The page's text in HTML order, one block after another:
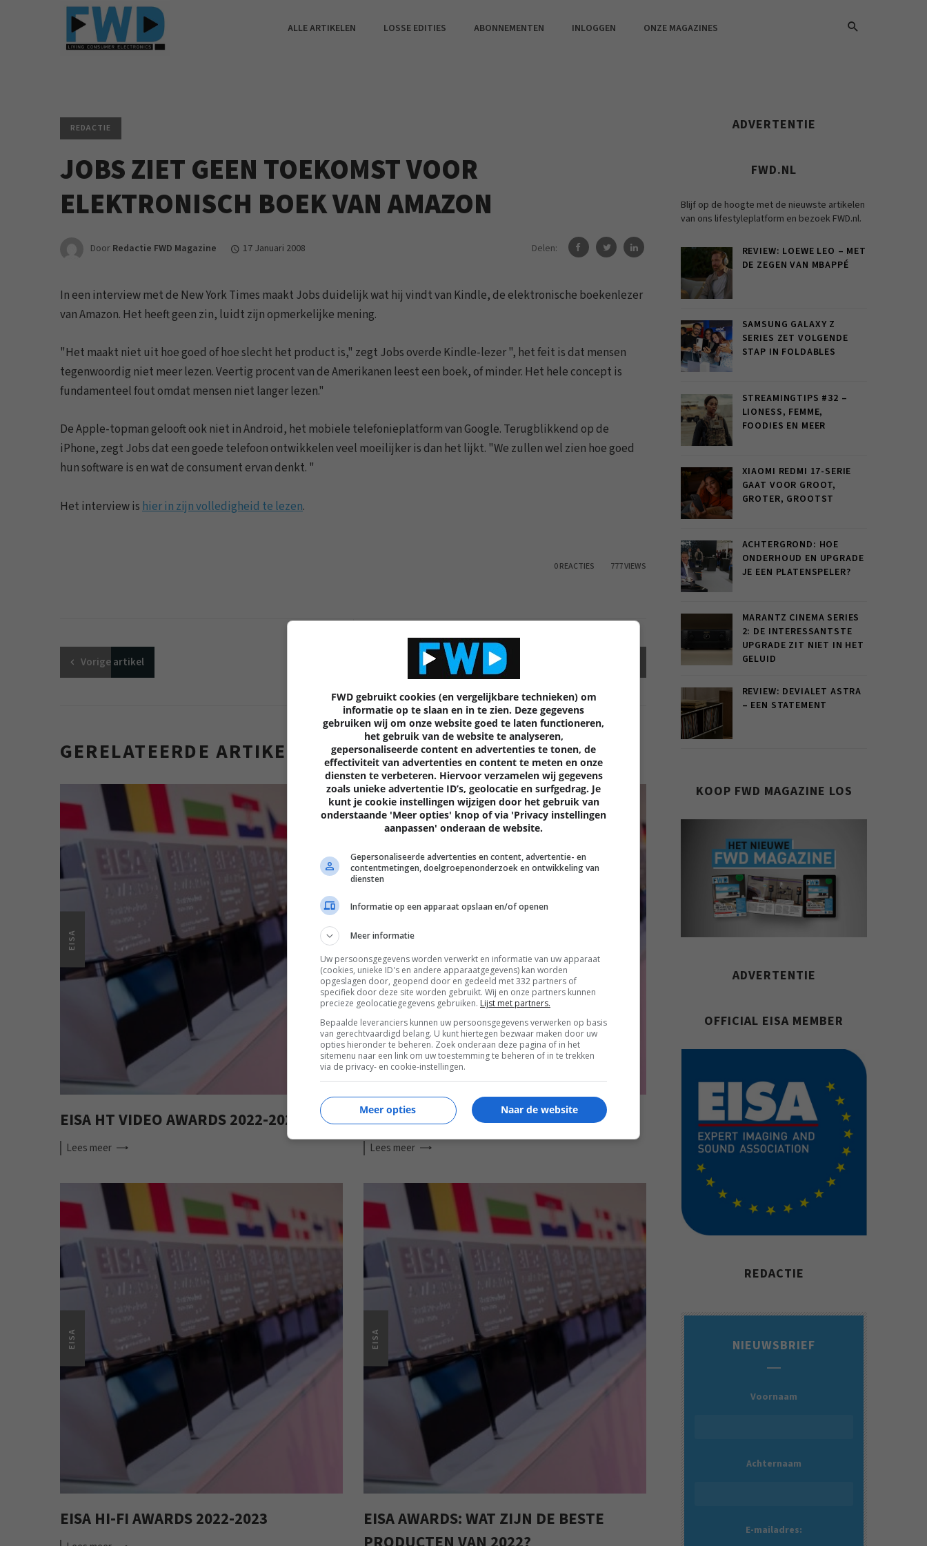
ALLE ARTIKELEN LOSSE EDITIES ABONNEMENTEN INLOGGEN ONZE MAGAZINES
REDACTIE
JOBS ZIET GEEN TOEKOMST VOOR
ELEKTRONISCH BOEK VAN AMAZON
Door Redactie FWD Magazine 17 Januari 2008 Delen:
In een interview met de New York Times maakt Jobs duidelijk wat hij vindt van Kindle, de elektronische boekenlezer
van Amazon. Het heeft geen zin, luidt zijn opmerkelijke mening.
"Het maakt niet uit hoe goed of hoe slecht het product is," zegt Jobs overde Kindle-lezer ", het feit is dat mensen
tegenwoordig niet meer lezen. Veertig procent van de Amerikanen leest een boek, of minder. Het hele concept is
fundamenteel fout omdat mensen niet langer lezen."
De Apple-topman gelooft ook niet in Android, het mobiele telefonieplatform van Google. Terugblikkend op de
iPhone, zegt Jobs dat een goede telefoon ontwikkelen veel moeilijker is dan het lijkt. "We zullen wel zien hoe goed
hun software is en wat de consument ervan denkt. "
Het interview is hier in zijn volledigheid te lezen.
0 REACTIES 777 VIEWS
Vorigeartikel
GERELATEERDE ARTIKELEN
EISA
EISA HT VIDEO AWARDS 2022-2023
Lees meer
EISA
EISA HT AUDIO AWARDS 2022-2023
Lees meer
EISA
EISA HI-FI AWARDS 2022-2023
EISA
EISA AWARDS: WAT ZIJN DE BESTE
ADVERTENTIE
FWD.NL
Blijf op de hoogte met de nieuwste artikelen
van ons lifestyleplatform en bezoek FWD.nl.
REVIEW: LOEWE LEO – MET
DE ZEGEN VAN MBAPPÉ
SAMSUNG GALAXY Z
SERIES ZET VOLGENDE
STAP IN FOLDABLES
STREAMINGTIPS #32 –
LIONESS, FEMME,
FOODIES EN MEER
XIAOMI REDMI 17-SERIE
GAAT VOOR GROOT,
GROTER, GROOTST
ACHTERGROND: HOE
ONDERHOUD EN UPGRADE
JE EEN PLATENSPELER?
MARANTZ CINEMA SERIES
2: DE INTERESSANTSTE
UPGRADE ZIT NIET IN HET
GELUID
REVIEW: DEVIALET ASTRA
– EEN STATEMENT
KOOP FWD MAGAZINE LOS
ADVERTENTIE
OFFICIAL EISA MEMBER
REDACTIE
NIEUWSBRIEF
Voornaam
Achternaam
E-mailadres:
FWD gebruikt cookies (en vergelijkbare technieken) om
informatie op te slaan en in te zien. Deze gegevens
gebruiken wij om onze website goed te laten functioneren,
het gebruik van de website te analyseren,
gepersonaliseerde content en advertenties te tonen, de
effectiviteit van advertenties en content te meten en onze
diensten te verbeteren. Hiervoor verzamelen wij gegevens
zoals unieke advertentie ID’s, geolocatie en surfgedrag. Je
kunt je cookie instellingen wijzigen door het gebruik van
onderstaande 'Meer opties' knop of via 'Privacy instellingen
aanpassen' onderaan de website.
Gepersonaliseerde advertenties en content, advertentie- en
contentmetingen, doelgroepenonderzoek en ontwikkeling van
diensten
Informatie op een apparaat opslaan en/of openen
Meer informatie
Uw persoonsgegevens worden verwerkt en informatie van uw apparaat
(cookies, unieke ID's en andere apparaatgegevens) kan worden
opgeslagen door, geopend door en gedeeld met 332 partners of
specifiek door deze site worden gebruikt. Wij en onze partners kunnen
precieze geolocatiegegevens gebruiken. Lijst met partners.
Bepaalde leveranciers kunnen uw persoonsgegevens verwerken op basis
van gerechtvaardigd belang. U kunt hiertegen bezwaar maken door uw
opties hieronder te beheren. Zoek onderaan deze pagina of in het
sitemenu naar een link om uw toestemming te beheren of in te trekken
via de privacy- en cookie-instellingen.
Naar de website
Meer opties